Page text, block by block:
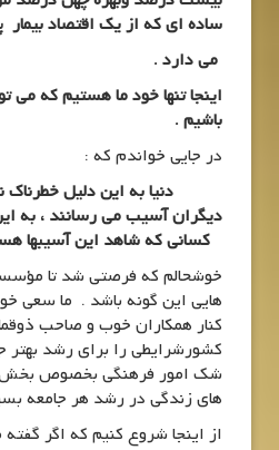
ساده ای که از یک اقتصاد بیمار
می دارد .
اینجا تنها خود ما هستیم که می
باشیم .
در جایی خواندم که :
دنیا به این دلیل
دیگران آسیب می رسانند ، به
کسانی که شاهد این آسیبها
خوشحالم که فرصتی شد تا
هایی این گونه باشد . ما سعی
کنار همکاران خوب و صاحب
کشورشرایطی را برای رشد بهتر
شک امور فرهنگی بخصوص بخش
های زندگی در رشد هر جامعه
از اینجا شروع کنیم که اگر